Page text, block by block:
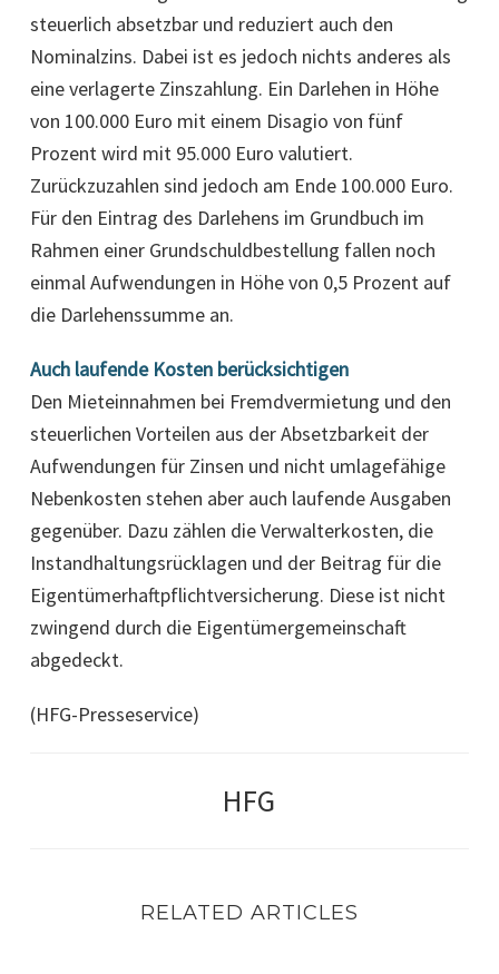
steuerlich absetzbar und reduziert auch den
Nominalzins. Dabei ist es jedoch nichts anderes als
eine verlagerte Zinszahlung. Ein Darlehen in Höhe
von 100.000 Euro mit einem Disagio von fünf
Prozent wird mit 95.000 Euro valutiert.
Zurückzuzahlen sind jedoch am Ende 100.000 Euro.
Für den Eintrag des Darlehens im Grundbuch im
Rahmen einer Grundschuldbestellung fallen noch
einmal Aufwendungen in Höhe von 0,5 Prozent auf
die Darlehenssumme an.
Auch laufende Kosten berücksichtigen
Den Mieteinnahmen bei Fremdvermietung und den
steuerlichen Vorteilen aus der Absetzbarkeit der
Aufwendungen für Zinsen und nicht umlagefähige
Nebenkosten stehen aber auch laufende Ausgaben
gegenüber. Dazu zählen die Verwalterkosten, die
Instandhaltungsrücklagen und der Beitrag für die
Eigentümerhaftpflichtversicherung. Diese ist nicht
zwingend durch die Eigentümergemeinschaft
abgedeckt.
(HFG-Presseservice)
HFG
RELATED ARTICLES